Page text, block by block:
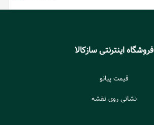
فروشگاه اینترنتی سازکالا
قیمت پیانو
نشانی روی نقشه